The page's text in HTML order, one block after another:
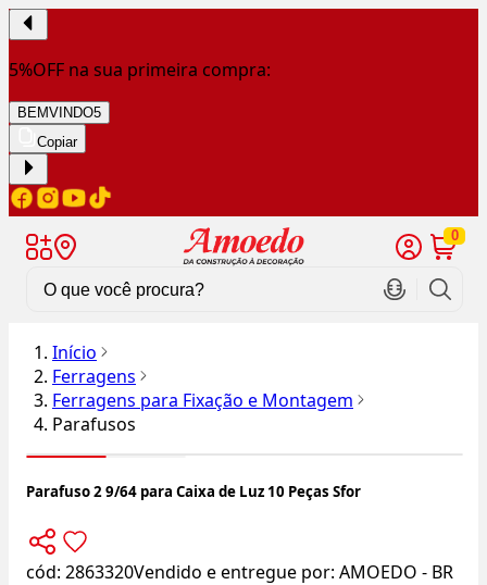
5%OFF na sua primeira compra:
BEMVINDO5
Copiar
0
Início
Ferragens
Ferragens para Fixação e Montagem
Parafusos
Parafuso 2 9/64 para Caixa de Luz 10 Peças Sfor
cód: 2863320Vendido e entregue por: AMOEDO - BR